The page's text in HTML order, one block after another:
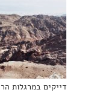
דייקים במרגלות